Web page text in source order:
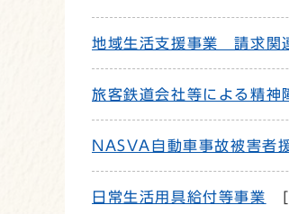
地域生活支援事業 請求関
旅客鉄道会社等による精神
NASVA自動車事故被害者
日常生活用具給付等事業